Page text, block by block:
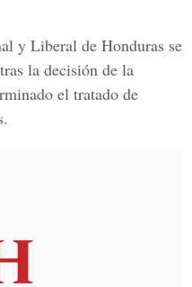
y Liberal de Honduras se
la decisión de la
el tratado de